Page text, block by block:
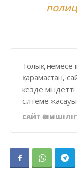
Толық немесе
қарамастан,
кезде
сілтеме
САЙТ